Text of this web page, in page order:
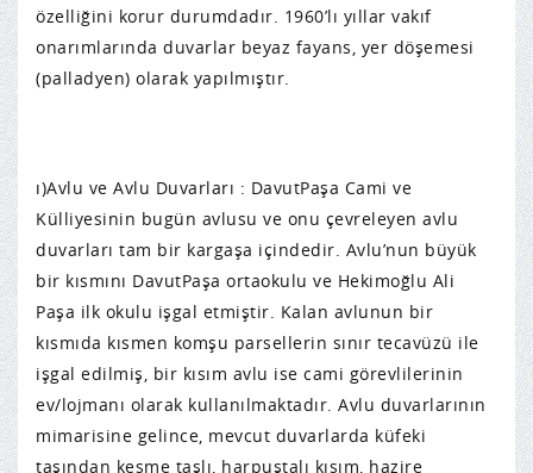
özelliğini korur durumdadır. 1960’lı yıllar vakıf
onarımlarında duvarlar beyaz fayans, yer döşemesi
(palladyen) olarak yapılmıştır.
ı)Avlu ve Avlu Duvarları : DavutPaşa Cami ve
Külliyesinin bugün avlusu ve onu çevreleyen avlu
duvarları tam bir kargaşa içindedir. Avlu’nun büyük
bir kısmını DavutPaşa ortaokulu ve Hekimoğlu Ali
Paşa ilk okulu işgal etmiştir. Kalan avlunun bir
kısmıda kısmen komşu parsellerin sınır tecavüzü ile
işgal edilmiş, bir kısım avlu ise cami görevlilerinin
ev/lojmanı olarak kullanılmaktadır. Avlu duvarlarının
mimarisine gelince, mevcut duvarlarda küfeki
taşından kesme taşlı, harpuştalı kısım, hazire